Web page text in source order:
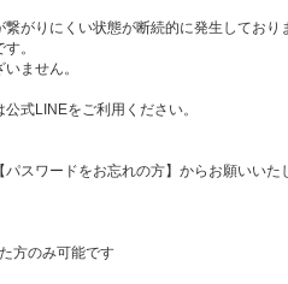
がりにくい状態が断続的に発生しており
。
ません。
式LINEをご利用ください。
スワードをお忘れの方】からお願いいた
方のみ可能です